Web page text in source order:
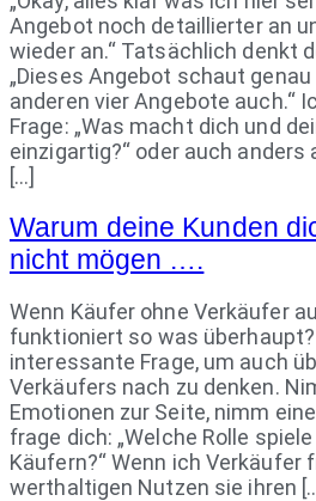
Angebot noch detaillierter an
wieder an.“ Tatsächlich denkt
„Dieses Angebot schaut
anderen vier Angebote auch.“
Frage: „Was macht dich und
einzigartig?“ oder auch anders
[…]
Warum deine Kunden
nicht mögen ….
Wenn Käufer ohne Verkäufer
funktioniert so was
interessante Frage, um auch
Verkäufers nach zu denken.
Emotionen zur Seite, nimm
frage dich: „Welche Rolle
Käufern?“ Wenn ich Verkäufer
werthaltigen Nutzen sie ihren